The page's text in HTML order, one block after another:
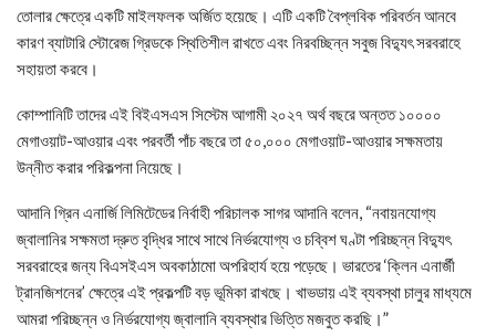
তোলার ক্ষেত্রে একটি মাইলফলক অর্জিত হয়েছে। এটি একটি বৈপ্লবিক পরিবর্তন আনবে
কারণ ব্যাটারি স্টোরেজ গ্রিডকে স্থিতিশীল রাখতে এবং নিরবচ্ছিন্ন সবুজ বিদ্যুৎ সরবরাহে
সহায়তা করবে।
কোম্পানিটি তাদের এই বিইএসএস সিস্টেম আগামী ২০২৭ অর্থ বছরে অন্তত ১০০০০
মেগাওয়াট-আওয়ার এবং পরবর্তী পাঁচ বছরে তা ৫০,০০০ মেগাওয়াট-আওয়ার সক্ষমতায়
উন্নীত করার পরিকল্পনা নিয়েছে।
আদানি গ্রিন এনার্জি লিমিটেডের নির্বাহী পরিচালক সাগর আদানি বলেন, “নবায়নযোগ্য
জ্বালানির সক্ষমতা দ্রুত বৃদ্ধির সাথে সাথে নির্ভরযোগ্য ও চব্বিশ ঘণ্টা পরিচ্ছন্ন বিদ্যুৎ
সরবরাহের জন্য বিএসইএস অবকাঠামো অপরিহার্য হয়ে পড়েছে। ভারতের ‘ক্লিন এনার্জী
ট্রানজিশনের’ ক্ষেত্রে এই প্রকল্পটি বড় ভূমিকা রাখছে। খাভডায় এই ব্যবস্থা চালুর মাধ্যমে
আমরা পরিচ্ছন্ন ও নির্ভরযোগ্য জ্বালানি ব্যবস্থার ভিত্তি মজবুত করছি।”